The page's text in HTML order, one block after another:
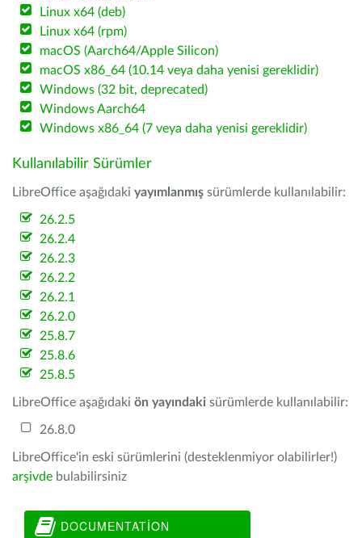
Linux x64 (deb)
Linux x64 (rpm)
macOS (Aarch64/Apple Silicon)
macOS x86_64 (10.14 veya daha yenisi gereklidir)
Windows (32 bit, deprecated)
Windows Aarch64
Windows x86_64 (7 veya daha yenisi gereklidir)
Kullanılabilir Sürümler
LibreOffice aşağıdaki yayımlanmış sürümlerde kullanılabilir:
26.2.5
26.2.4
26.2.3
26.2.2
26.2.1
26.2.0
25.8.7
25.8.6
25.8.5
LibreOffice aşağıdaki ön yayındaki sürümlerde kullanılabilir:
26.8.0
LibreOffice'in eski sürümlerini (desteklenmiyor olabilirler!)
arşivde bulabilirsiniz
DOCUMENTATION